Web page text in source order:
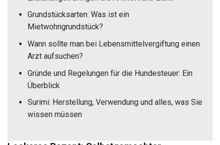
Grundstücksarten: Was ist ein
Mietwohngrundstück?
Wann sollte man bei Lebensmittelvergiftung einen
Arzt aufsuchen?
Gründe und Regelungen für die Hundesteuer: Ein
Überblick
Surimi: Herstellung, Verwendung und alles, was Sie
wissen müssen